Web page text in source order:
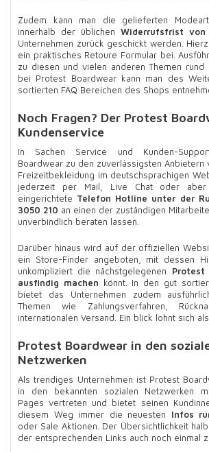
Zudem kann man die gelieferten
innerhalb der üblichen Widerrufsfrist von
Unternehmen zurück geschickt werden.
ein praktisches Retoure Formular bei.
zu diesen und vielen anderen Themen rund
bei Protest Boardwear kann man des
sortierten FAQ Bereichen des Shops
Noch Fragen? Der Protest
Kundenservice
In Sachen Service und Kunden-
Boardwear zu den zuverlässigsten Anbietern
Freizeitbekleidung im deutschsprachigen
jederzeit per Mail, Live Chat oder
eingerichtete Telefon Hotline unter der
3050 210 an einen der zuständigen
unverbindlich beraten lassen.
Darüber hinaus wird auf der offiziellen
ein Store-Finder angeboten, mit dessen
unkompliziert die nächstgelegenen Protest
ausfindig machen könnt. In den gut
bietet das Unternehmen zudem
Themen wie Zahlungsverfahren,
internationalen Versand. Ein blick lohnt sich
Protest Boardwear in den
Netzwerken
Als trendiges Unternehmen ist Protest
in den bekannten sozialen Netzwerken
Pages vertreten und bietet seinen
diesem Weg immer die neuesten Infos
oder Sale Aktionen. Der Übersichtlichkeit
der entsprechenden Links auch noch einmal